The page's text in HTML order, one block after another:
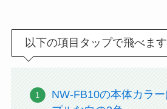
以下の項目タップで飛べます
NW-FB10の本体カラ